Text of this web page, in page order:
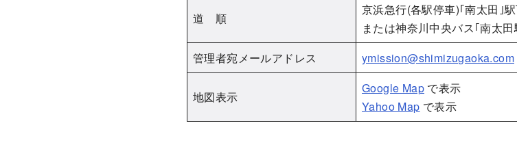
道 順
京浜急行(各駅停車)｢南太田｣
または神奈川中央バス｢南太
管理者宛メールアドレス
ymission@shimizugaoka.com
地図表示
Google Map で表示
Yahoo Map で表示